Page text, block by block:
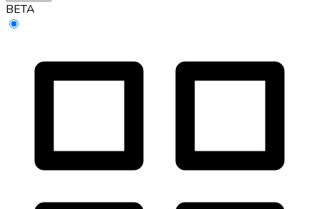
BETA